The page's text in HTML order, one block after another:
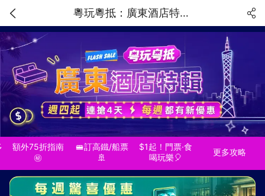
粵玩粵抵：廣東酒店特輯！週四起連搶 4 天 每週都有新優惠
額外75折指南
㊙
🚝訂高鐵/船票
🚢
$1起！門票·食
喝玩樂🎈
更多攻略